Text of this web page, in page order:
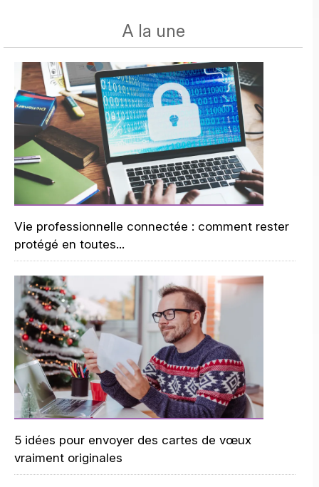
A la une
Vie professionnelle connectée : comment rester
protégé en toutes...
5 idées pour envoyer des cartes de vœux
vraiment originales